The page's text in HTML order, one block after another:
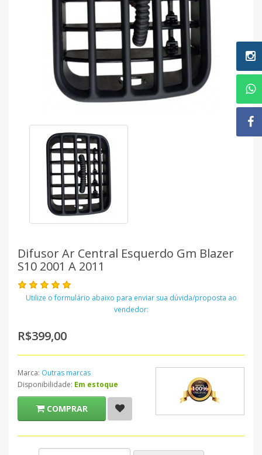
Difusor Ar Central Esquerdo Gm Blazer
S10 2001 A 2011
Utilize o formulário abaixo para enviar sua dúvida/proposta ao
vendedor:
R$399,00
Marca: Outras marcas
Disponibilidade: Em estoque
COMPRAR